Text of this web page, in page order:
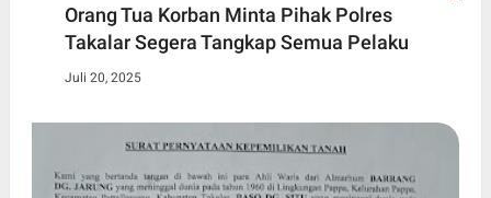
Orang Tua Korban Minta Pihak Polres
Takalar Segera Tangkap Semua Pelaku
Juli 20, 2025